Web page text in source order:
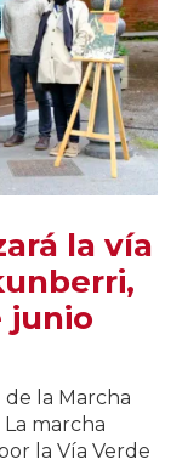
la vía
junio
la Marcha
marcha
la Vía Verde